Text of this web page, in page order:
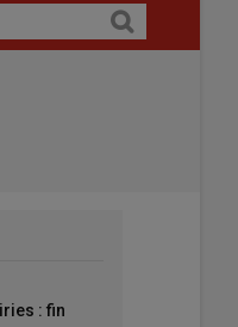
: fin